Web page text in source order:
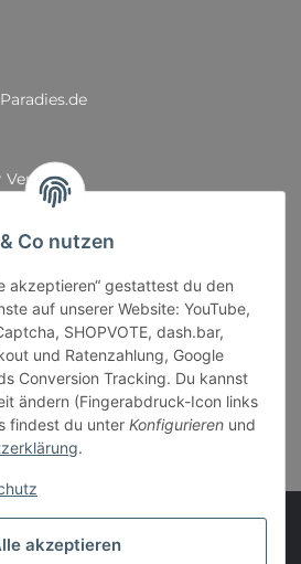
akzeptieren
Co nutzen
akzeptieren“ gestattest du den
auf unserer Website: YouTube,
SHOPVOTE, dash.bar,
und Ratenzahlung, Google
Conversion Tracking. Du kannst
ändern (Fingerabdruck-Icon links
findest du unter Konfigurieren und
.
Freitag: 11:00 - 18:30 Uhr
Events